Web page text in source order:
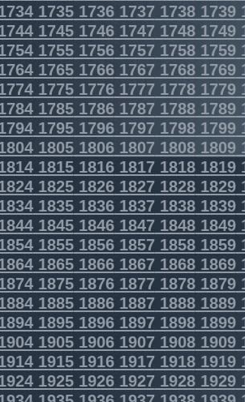
173517361737 17381739
174517461747 17481749
175517561757 17581759
176517661767 17681769
177517761777 17781779
178517861787 17881789
179517961797 17981799
180518061807 18081809
18151816181718181819
18251826182718281829
18351836183718381839
18451846184718481849
18551856185718581859
18651866186718681869
18751876187718781879
18851886188718881889
18951896189718981899
19051906190719081909
19151916191719181919
19251926192719281929